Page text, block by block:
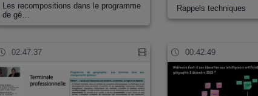
Les recompositions dans le programme
de gé…
Rappels techniques
02:47:37 00:42:49